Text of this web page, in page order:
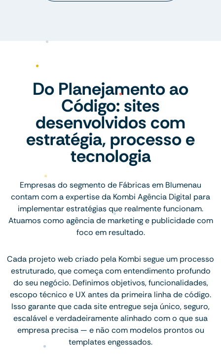
Do Planejamento ao
Código: sites
desenvolvidos com
estratégia, processo e
tecnologia
Empresas do segmento de Fábricas em Blumenau
contam com a expertise da Kombi Agência Digital para
implementar estratégias que realmente funcionam.
Atuamos como agência de marketing e publicidade com
foco em resultado.
Cada projeto web criado pela Kombi segue um processo
estruturado, que começa com entendimento profundo
do seu negócio. Definimos objetivos, funcionalidades,
escopo técnico e UX antes da primeira linha de código.
Isso garante que cada site entregue seja único, seguro,
escalável e verdadeiramente alinhado com o que sua
empresa precisa — e não com modelos prontos ou
templates engessados.